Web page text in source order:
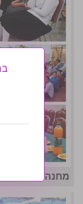
מחנה אחות